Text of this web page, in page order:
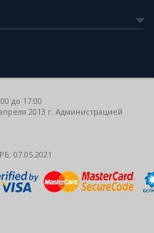
до 17:00
2013 г. Администрацией
07.05.2021